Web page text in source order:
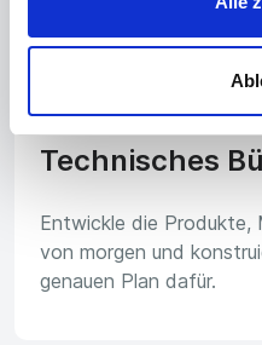
Technisches
Entwickle die Produkte,
von morgen und
genauen Plan dafür.